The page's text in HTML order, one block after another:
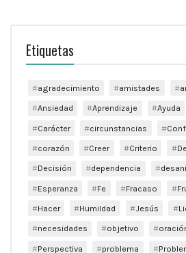
Etiquetas
agradecimiento amistades
Ansiedad
Aprendizaje Ayuda
Carácter
circunstancias
corazón
Creer Criterio
Decisión
dependencia
Esperanza
Fe Fracaso
Hacer
Humildad Jesús
necesidades
objetivo
Perspectiva
problema